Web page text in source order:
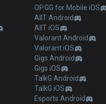
OP.GG for Mobile iOS
AllT Android
AllT iOS
Valorant Android
Valorant iOS
Gigs Android
Gigs iOS
TalkG Android
TalkG iOS
Esports Android